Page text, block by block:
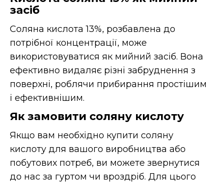
засіб
Соляна кислота 13%, розбавлена до
потрібної концентрації, може
використовуватися як мийний засіб. Вона
ефективно видаляє різні забруднення з
поверхні, роблячи прибирання простішим
і ефективнішим.
Як замовити соляну кислоту
Якщо вам необхідно купити соляну
кислоту для вашого виробництва або
побутових потреб, ви можете звернутися
до нас за гуртом чи вроздріб. Для цього